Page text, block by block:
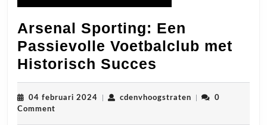
Arsenal Sporting: Een
Passievolle Voetbalclub met
Historisch Succes
Sporting:
Een
04 februari 2024 04
cdenvhoogstratencdenvhoogstraten
0
Comment